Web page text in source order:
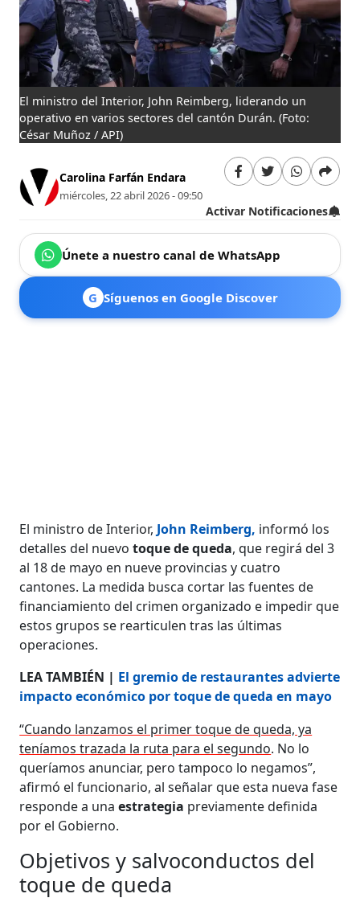
El ministro del Interior, John Reimberg, liderando un
operativo en varios sectores del cantón Durán. (Foto:
César Muñoz / API)
Carolina Farfán Endara
miércoles, 22 abril 2026 - 09:50
Activar Notificaciones
Únete a nuestro canal de WhatsApp
G Síguenos en Google Discover
El ministro de Interior, John Reimberg, ​​​​​​informó los
detalles del nuevotoque de queda, que regirá del 3
al 18 de mayo en nueve provincias y cuatro
cantones. La medida busca cortar las fuentes de
financiamiento del crimen organizado e impedir que
estos grupos se rearticulen tras las últimas
operaciones.
LEA TAMBIÉN | El gremio de restaurantes advierte
impacto económico por toque de queda en mayo
“Cuando lanzamos el primer toque de queda, ya
teníamos trazada la ruta para el segundo. No lo
queríamos anunciar, pero tampoco lo negamos”,
afirmó el funcionario, al señalar que esta nueva fase
responde a unaestrategia previamente definida
por el Gobierno.
Objetivos y salvoconductos del
toque de queda